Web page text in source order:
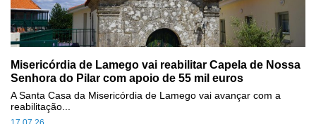
Misericórdia de Lamego vai reabilitar Capela de Nossa
Senhora do Pilar com apoio de 55 mil euros
A Santa Casa da Misericórdia de Lamego vai avançar com a
reabilitação...